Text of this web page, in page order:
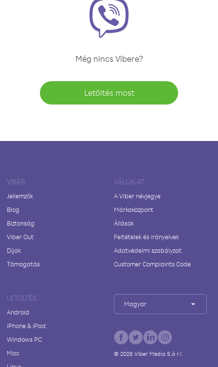
Még nincs Vibere?
Letöltés most
VIBER
Jellemzők
Blog
Biztonság
Viber Out
Díjak
Támogatás
VÁLLALAT
A Viber névjegye
Márkaközpont
Állások
Feltételek és irányelvek
Adatvédelmi szabályzat
Customer Complaints Code
LETÖLTÉS
Android
iPhone & iPad
Windows PC
Mac
Magyar
© 2026Viber Media S.à r.l.